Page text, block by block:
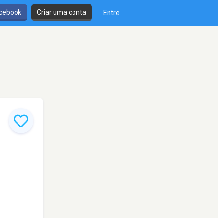
Criar uma conta Entre